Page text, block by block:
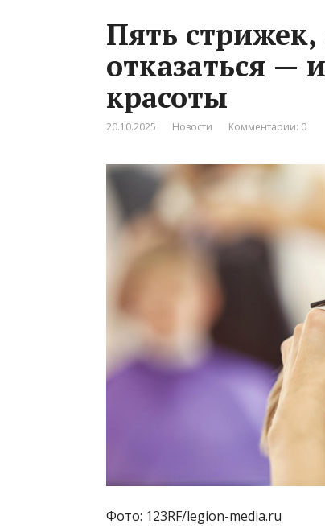
Пять
отказаться —
красоты
20.10.2025 Новости Комментарии: 0
Фото: 123RF/legion-media.ru